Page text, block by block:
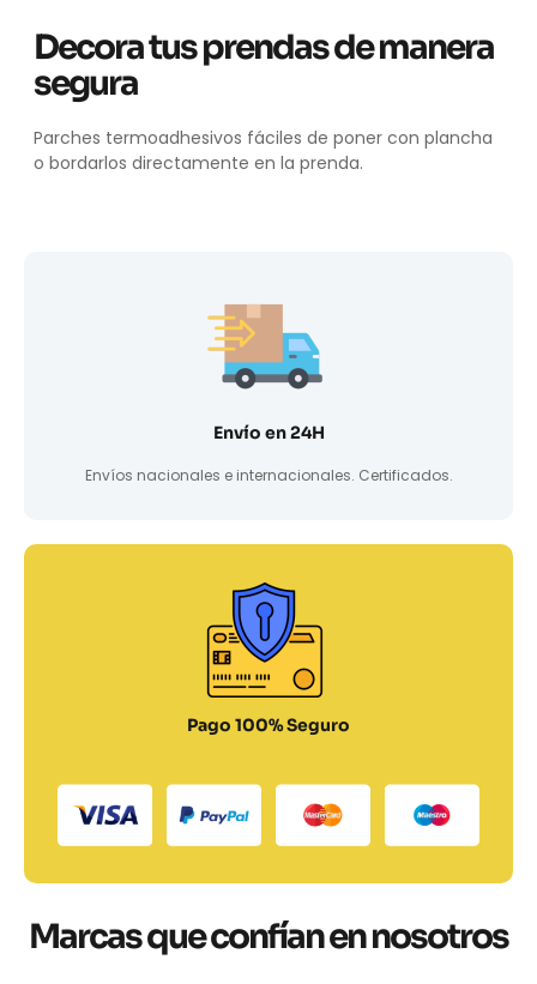
Decora tus prendas de manera
segura
Parches termoadhesivos fáciles de poner con plancha
o bordarlos directamente en la prenda.
Envío en 24H
Envíos nacionales e internacionales. Certificados.
Pago 100% Seguro
Marcas que confían en nosotros